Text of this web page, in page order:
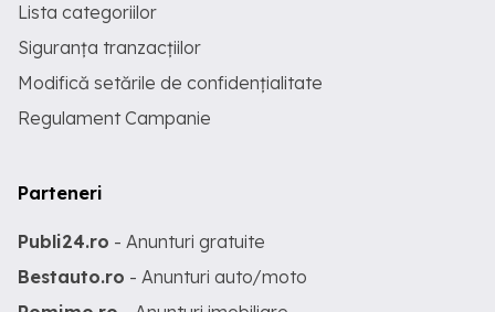
Lista categoriilor
Siguranța tranzacțiilor
Modifică setările de confidențialitate
Regulament Campanie
Parteneri
Publi24.ro - Anunturi gratuite
Bestauto.ro - Anunturi auto/moto